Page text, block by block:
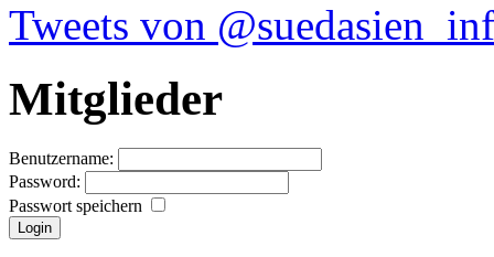
Tweets von
Mitglieder
Benutzername:
Password:
Passwort speichern